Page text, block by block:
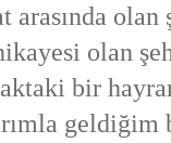
arasında olan
olan
bir
geldiğim